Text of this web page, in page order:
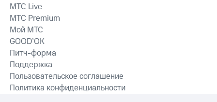
MTС Live
MTС Premium
Мой МТС
GOOD’OK
Питч-форма
Поддержка
Пользовательское соглашение
Политика конфиденциальности